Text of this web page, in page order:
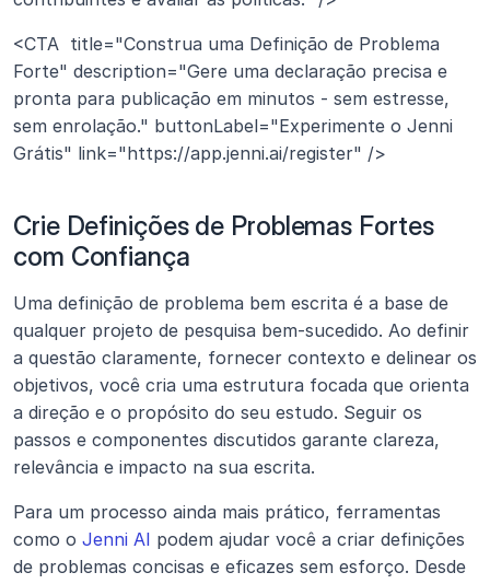
<CTA  title="Construa uma Definição de Problema
Forte" description="Gere uma declaração precisa e
pronta para publicação em minutos - sem estresse,
sem enrolação." buttonLabel="Experimente o Jenni
Grátis" link="https://app.jenni.ai/register" />
Crie Definições de Problemas Fortes
com Confiança
Uma definição de problema bem escrita é a base de
qualquer projeto de pesquisa bem-sucedido. Ao definir
a questão claramente, fornecer contexto e delinear os
objetivos, você cria uma estrutura focada que orienta
a direção e o propósito do seu estudo. Seguir os
passos e componentes discutidos garante clareza,
relevância e impacto na sua escrita.
Para um processo ainda mais prático, ferramentas
como o Jenni AI podem ajudar você a criar definições
de problemas concisas e eficazes sem esforço. Desde